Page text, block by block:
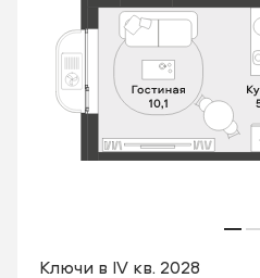
Ключи в IV кв. 2028